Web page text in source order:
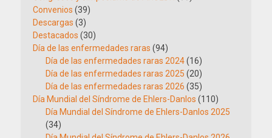
Convenios (39)
Descargas (3)
Destacados (30)
Día de las enfermedades raras (94)
Día de las enfermedades raras 2024(16)
Día de las enfermedades raras 2025 (20)
Día de las enfermedades raras 2026 (35)
Día Mundial del Síndrome de Ehlers-Danlos (110)
Día Mundial del Síndrome de Ehlers-Danlos 2025
(34)